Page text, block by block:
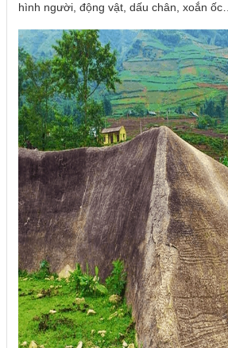
hình người, động vật, dấu chân, xoắn ốc…